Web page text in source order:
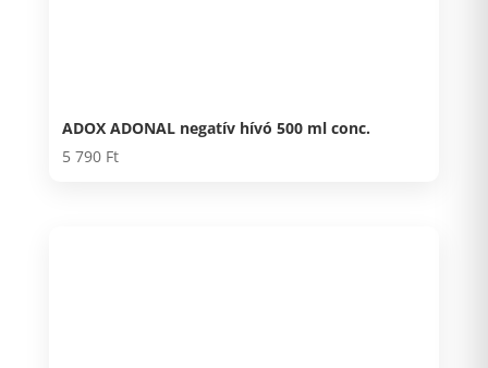
ADOX ADONAL negatív hívó 500 ml conc.
5 790 Ft